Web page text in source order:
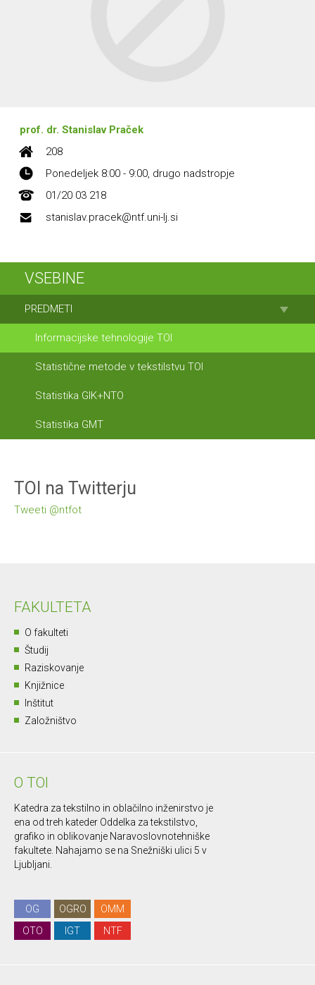
prof. dr. Stanislav Praček
208
Ponedeljek 8:00 - 9:00, drugo nadstropje
01/20 03 218
stanislav.pracek@ntf.uni-lj.si
VSEBINE
PREDMETI
Informacijske tehnologije TOI
Statistične metode v tekstilstvu TOI
Statistika GIK+NTO
Statistika GMT
TOI na Twitterju
Tweeti @ntfot
FAKULTETA
O fakulteti
Študij
Raziskovanje
Knjižnice
Inštitut
Založništvo
O TOI
Katedra za tekstilno in oblačilno inženirstvo je
ena od treh kateder Oddelka za tekstilstvo,
grafiko in oblikovanje Naravoslovnotehniške
fakultete. Nahajamo se na Snežniški ulici 5 v
Ljubljani.
OG OGRO
OMM
OTO
IGT NTF